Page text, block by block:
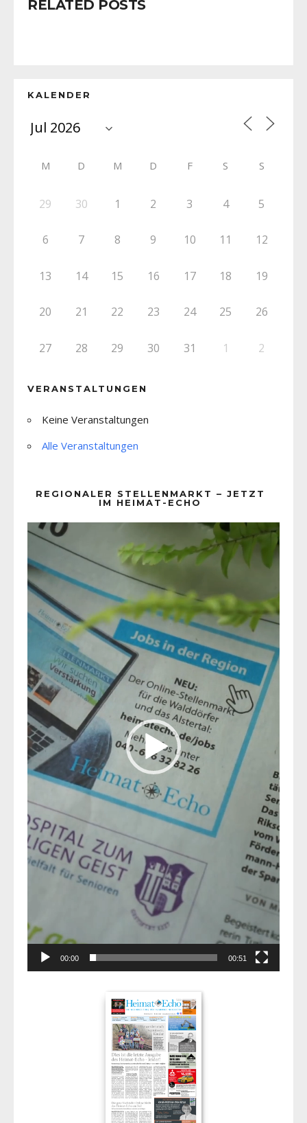
RELATED POSTS
KALENDER
M D M D F S S
29 30 1 2 3 4 5
6 7 8 9 10 11 12
13 14 15 16 17 18 19
20 21 22 23 24 25 26
27 28 29 30 31 1 2
VERANSTALTUNGEN
Keine Veranstaltungen
Alle Veranstaltungen
REGIONALER STELLENMARKT – JETZT
IM HEIMAT-ECHO
Player
00:00 00:51